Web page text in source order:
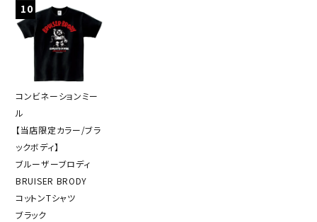
10
コンビネーションミー
ル
【当店限定カラー/ブラ
ックボディ】
ブルーザーブロディ
BRUISER BRODY
コットンTシャツ
ブラック